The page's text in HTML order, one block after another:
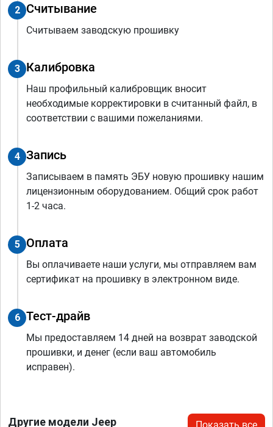
2 Считывание
Считываем заводскую прошивку
3 Калибровка
Наш профильный калибровщик вносит
необходимые корректировки в считанный файл, в
соответствии с вашими пожеланиями.
4 Запись
Записываем в память ЭБУ новую прошивку нашим
лицензионным оборудованием. Общий срок работ
1-2 часа.
5 Оплата
Вы оплачиваете наши услуги, мы отправляем вам
сертификат на прошивку в электронном виде.
6 Тест-драйв
Мы предоставляем 14 дней на возврат заводской
прошивки, и денег (если ваш автомобиль
исправен).
Другие модели Jeep